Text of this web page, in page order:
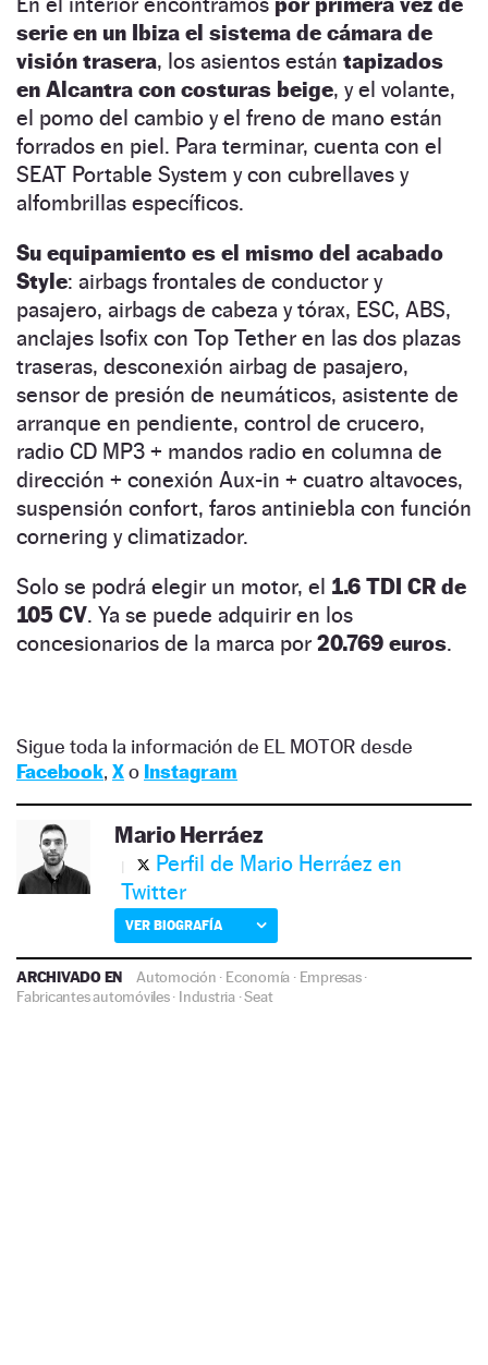
serie en un Ibiza el sistema de cámara de
visión trasera, los asientos están tapizados
en Alcantra con costuras beige, y el volante,
el pomo del cambio y el freno de mano están
forrados en piel. Para terminar, cuenta con el
SEAT Portable System y con cubrellaves y
alfombrillas específicos.
Su equipamiento es el mismo del acabado
Style: airbags frontales de conductor y
pasajero, airbags de cabeza y tórax, ESC, ABS,
anclajes Isofix con Top Tether en las dos plazas
traseras, desconexión airbag de pasajero,
sensor de presión de neumáticos, asistente de
arranque en pendiente, control de crucero,
radio CD MP3 + mandos radio en columna de
dirección + conexión Aux-in + cuatro altavoces,
suspensión confort, faros antiniebla con función
cornering y climatizador.
Solo se podrá elegir un motor, el 1.6 TDI CR de
105 CV. Ya se puede adquirir en los
concesionarios de la marca por 20.769 euros.
Sigue toda la información de EL MOTOR desde
Facebook, Xo Instagram
Mario Herráez
Perfil de Mario Herráez en
Twitter
VER BIOGRAFÍA
ARCHIVADO EN Automoción · Economía · Empresas·
Fabricantes automóviles· Industria·Seat